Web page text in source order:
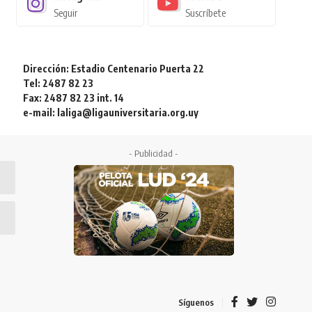
Seguir Suscríbete
Dirección: Estadio Centenario Puerta 22
Tel: 2487 82 23
Fax: 2487 82 23 int. 14
e-mail: laliga@ligauniversitaria.org.uy
- Publicidad -
Síguenos